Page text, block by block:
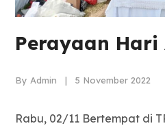
Perayaan Hari
By Admin | 5 November 2022
Rabu, 02/11 Bertempat di